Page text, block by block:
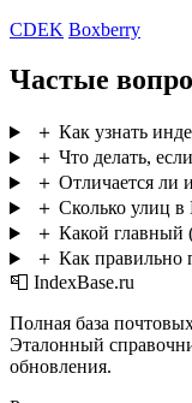
CDEK Boxberry
Частые
＋ Как узнать
＋ Что делать,
＋ Отличается ли
＋ Сколько улиц
＋ Какой главный
＋ Как правильно
📮 IndexBase.ru
Полная база
Эталонный
обновления.